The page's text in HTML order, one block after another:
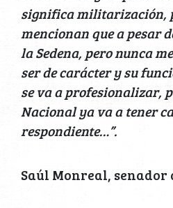
significa militarización,
mencionan que a pesar
la Sedena, pero nunca
ser de carácter y su
se va a profesionalizar,
Nacional ya va a tener
respondiente…”.
Saúl Monreal, senador